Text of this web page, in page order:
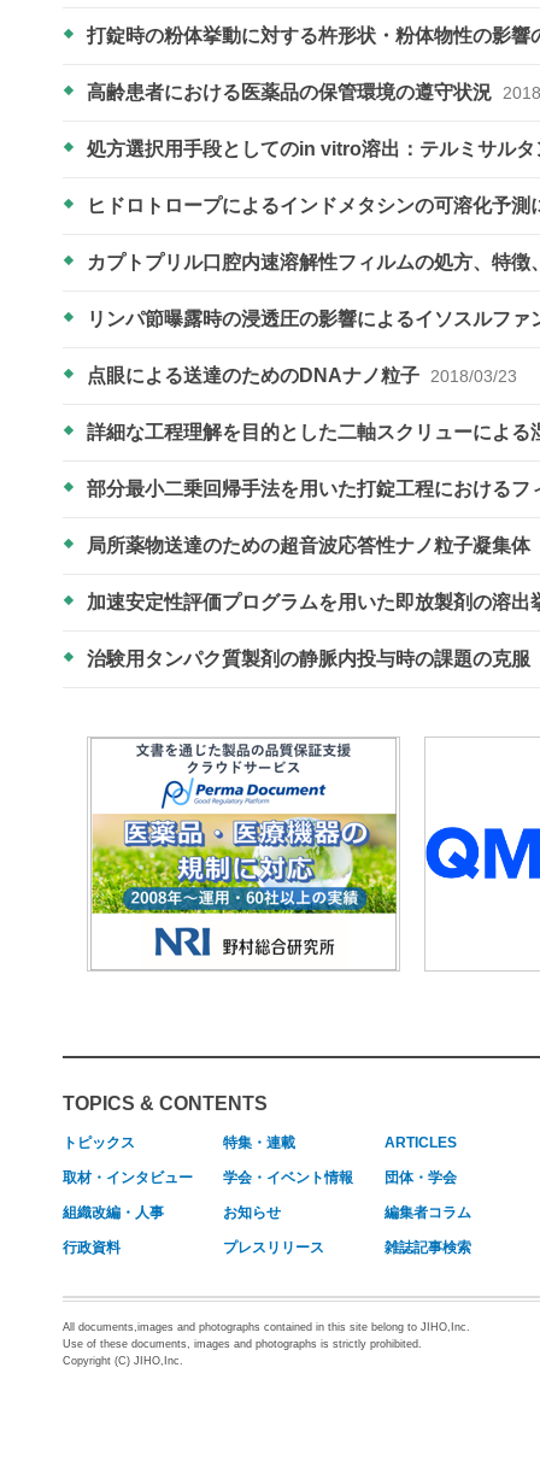
打錠時の粉体挙動に対する杵形状・粉体物性の影響
高齢患者における医薬品の保管環境の遵守状況
処方選択用手段としてのin vitro溶出：テルミサル
ヒドロトロープによるインドメタシンの可溶化予
カプトプリル口腔内速溶解性フィルムの処方、特
リンパ節曝露時の浸透圧の影響によるイソスルフ
点眼による送達のためのDNAナノ粒子 2018/03/23
詳細な工程理解を目的とした二軸スクリューによ
部分最小二乗回帰手法を用いた打錠工程における
局所薬物送達のための超音波応答性ナノ粒子凝集体
加速安定性評価プログラムを用いた即放製剤の溶
治験用タンパク質製剤の静脈内投与時の課題の克服
TOPICS & CONTENTS
トピックス 特集・連載 ARTICLES
取材・インタビュー 学会・イベント情報 団体・学会
組織改編・人事 お知らせ 編集者コラム
行政資料 プレスリリース 雑誌記事検索
All documents,images and photographs contained in this site belong to JIHO,Inc.
Use of these documents, images and photographs is strictly prohibited.
Copyright (C) JIHO,Inc.